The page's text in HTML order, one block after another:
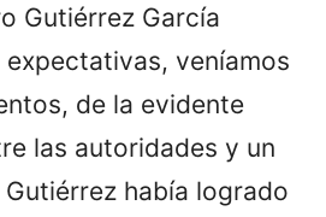
Gutiérrez García
veníamos
de la evidente
las autoridades y un
había logrado